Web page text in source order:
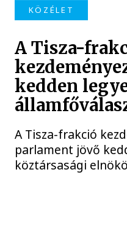
KÖZÉLET
A Tisza-
kedden
A Tisza-frakció
parlament jövő
köztársasági